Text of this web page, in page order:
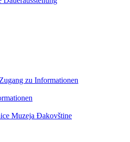
zu Informationen
Muzeja Đakovštine